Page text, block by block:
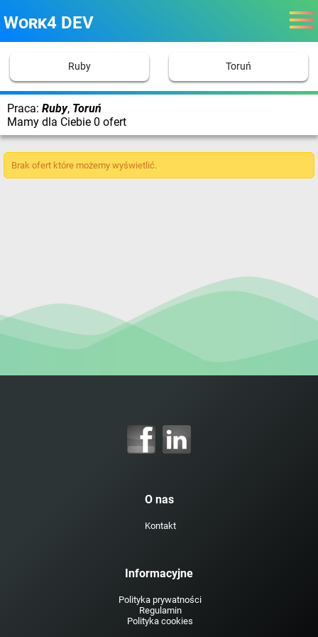
Work4 DEV
Ruby Toruń
Praca: Ruby, Toruń
Mamy dla Ciebie 0 ofert
Brak ofert które możemy wyświetlić.
O nas
Kontakt
Informacyjne
Polityka prywatności
Regulamin
Polityka cookies